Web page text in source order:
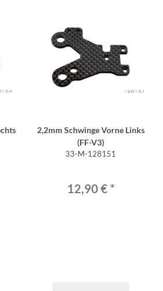
2,2mm Schwinge Vorne Links
(FF-V3)
33-M-128151
12,90 € *